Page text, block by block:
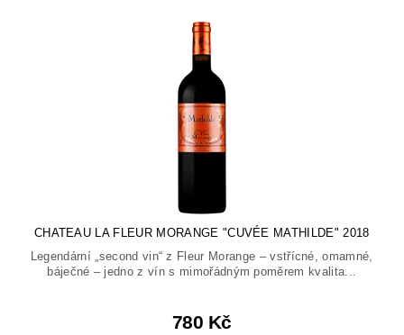
CHATEAU LA FLEUR MORANGE "CUVÉE MATHILDE" 2018
Legendární „second vin“ z Fleur Morange – vstřícné, omamné,
báječné – jedno z vín s mimořádným poměrem kvalita...
780 Kč